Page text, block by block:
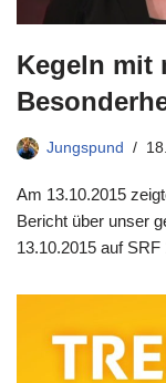
Kegeln mit
Jungspund
Am 13.10.2015
Bericht über unser
13.10.2015 auf SRF